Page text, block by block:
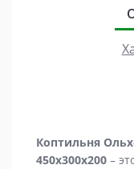
Коптильня
450х300х200 –